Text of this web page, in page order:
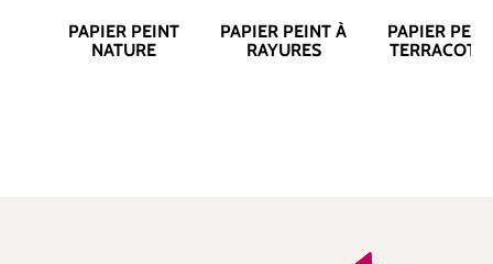
PAPIER PEINT
NATURE
PAPIER PEINT À
RAYURES
PAPIER